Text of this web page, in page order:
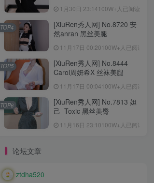
1月30日 23:14 100W+人已阅读
[XiuRen秀人网] No.8720 安
然anran 黑丝美腿
11月17日 00:20 100W+人已阅读
TOP4
[XiuRen秀人网] No.8444
Carol周妍希X 丝袜美腿
11月17日 00:04 100W+人已阅读
TOP5
[XiuRen秀人网] No.7813 妲
己_Toxic 黑丝美臀
11月16日 23:10 100W+人已阅读
TOP6
论坛文章
ztdha520